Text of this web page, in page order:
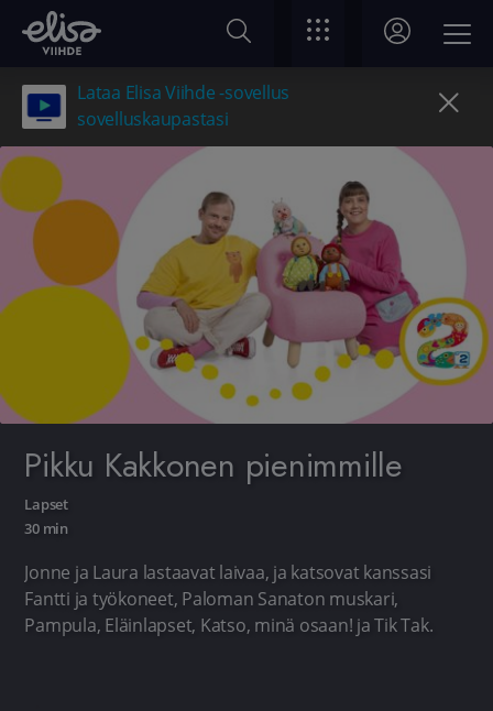
Lataa Elisa Viihde -sovellus
sovelluskaupastasi
Pikku Kakkonen pienimmille
Lapset
30 min
Jonne ja Laura lastaavat laivaa, ja katsovat kanssasi
Fantti ja työkoneet, Paloman Sanaton muskari,
Pampula, Eläinlapset, Katso, minä osaan! ja Tik Tak.